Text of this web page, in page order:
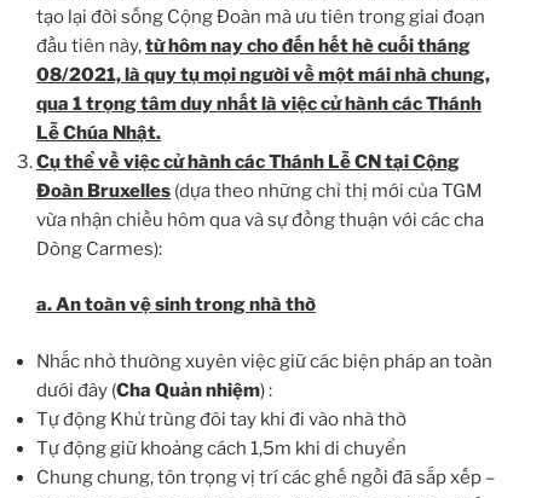
tạo lại đời sống Cộng Đoàn mà ưu tiên trong giai đoạn
đầu tiên này,từ hôm nay cho đến hết hè cuối tháng
08/2021, là quy tụ mọi người về một mái nhà chung,
qua 1 trọng tâm duy nhất là việc cử hành các Thánh
Lễ Chúa Nhật.
Cụ thể về việc cử hành các Thánh Lễ CN tại Cộng
Đoàn Bruxelles (dựa theo những chỉ thị mới của TGM
vừa nhận chiều hôm qua và sự đồng thuận với các cha
Dòng Carmes):
a. An toàn vệ sinh trong nhà thờ
Nhắc nhở thường xuyên việc giữ các biện pháp an toàn
dưới đây (Cha Quản nhiệm) :
Tự động Khử trùng đôi tay khi đi vào nhà thờ
Tự động giữ khoảng cách 1,5m khi di chuyển
Chung chung, tôn trọng vị trí các ghế ngồi đã sắp xếp –